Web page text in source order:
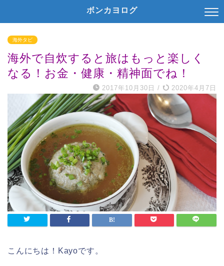
ボンカヨログ
海外タビ
海外で自炊すると旅はもっと楽しく
なる！お金・健康・精神面でね！
2017年10月30日 / 2020年4月7日
こんにちは！Kayoです。